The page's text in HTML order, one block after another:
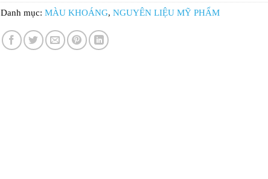
Danh mục:MÀU KHOÁNG,NGUYÊN LIỆU MỸ PHẨM